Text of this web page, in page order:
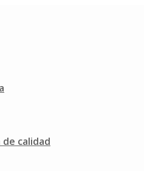
calidad
– La